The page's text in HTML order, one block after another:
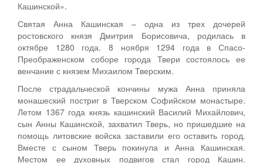
Кашинской».
Святая Анна Кашинская – одна из трех дочерей
ростовского князя Дмитрия Борисовича, родилась в
октябре 1280 года. 8 ноября 1294 года в Спасо-
Преображенском соборе города Твери состоялось ее
венчание с князем Михаилом Тверским.
После страдальческой кончины мужа Анна приняла
монашеский постриг в Тверском Софийском монастыре.
Летом 1367 года князь кашинский Василий Михайлович,
сын Анны Кашинской, захватил Тверь, но пришедшие на
помощь литовские войска заставили его оставить город.
Вместе с сыном Тверь покинула и Анна Кашинская.
Местом ее духовных подвигов стал город Кашин.